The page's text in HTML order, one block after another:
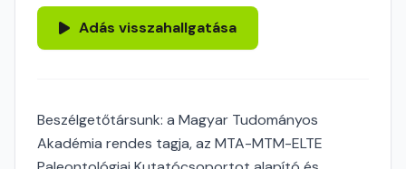
Adás visszahallgatása
Beszélgetőtársunk: a Magyar Tudományos
Akadémia rendes tagja, az MTA-MTM-ELTE